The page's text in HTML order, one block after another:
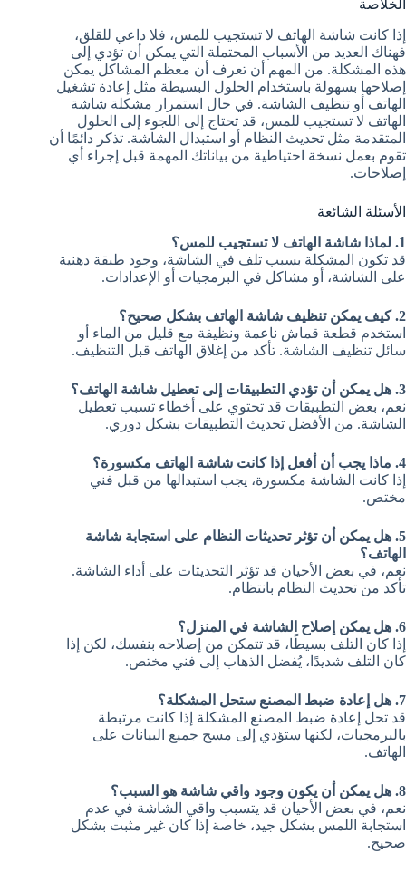
الخلاصة
إذا كانت شاشة الهاتف لا تستجيب للمس، فلا داعي للقلق،
فهناك العديد من الأسباب المحتملة التي يمكن أن تؤدي إلى
هذه المشكلة. من المهم أن تعرف أن معظم المشاكل يمكن
إصلاحها بسهولة باستخدام الحلول البسيطة مثل إعادة تشغيل
الهاتف أو تنظيف الشاشة. في حال استمرار مشكلة شاشة
الهاتف لا تستجيب للمس، قد تحتاج إلى اللجوء إلى الحلول
المتقدمة مثل تحديث النظام أو استبدال الشاشة. تذكر دائمًا أن
تقوم بعمل نسخة احتياطية من بياناتك المهمة قبل إجراء أي
إصلاحات.
الأسئلة الشائعة
1. لماذا شاشة الهاتف لا تستجيب للمس؟
قد تكون المشكلة بسبب تلف في الشاشة، وجود طبقة دهنية
على الشاشة، أو مشاكل في البرمجيات أو الإعدادات.
2. كيف يمكن تنظيف شاشة الهاتف بشكل صحيح؟
استخدم قطعة قماش ناعمة ونظيفة مع قليل من الماء أو
سائل تنظيف الشاشة. تأكد من إغلاق الهاتف قبل التنظيف.
3. هل يمكن أن تؤدي التطبيقات إلى تعطيل شاشة الهاتف؟
نعم، بعض التطبيقات قد تحتوي على أخطاء تسبب تعطيل
الشاشة. من الأفضل تحديث التطبيقات بشكل دوري.
4. ماذا يجب أن أفعل إذا كانت شاشة الهاتف مكسورة؟
إذا كانت الشاشة مكسورة، يجب استبدالها من قبل فني
مختص.
5. هل يمكن أن تؤثر تحديثات النظام على استجابة شاشة
الهاتف؟
نعم، في بعض الأحيان قد تؤثر التحديثات على أداء الشاشة.
تأكد من تحديث النظام بانتظام.
6. هل يمكن إصلاح الشاشة في المنزل؟
إذا كان التلف بسيطًا، قد تتمكن من إصلاحه بنفسك، لكن إذا
كان التلف شديدًا، يُفضل الذهاب إلى فني مختص.
7. هل إعادة ضبط المصنع ستحل المشكلة؟
قد تحل إعادة ضبط المصنع المشكلة إذا كانت مرتبطة
بالبرمجيات، لكنها ستؤدي إلى مسح جميع البيانات على
الهاتف.
8. هل يمكن أن يكون وجود واقي شاشة هو السبب؟
نعم، في بعض الأحيان قد يتسبب واقي الشاشة في عدم
استجابة اللمس بشكل جيد، خاصة إذا كان غير مثبت بشكل
صحيح.